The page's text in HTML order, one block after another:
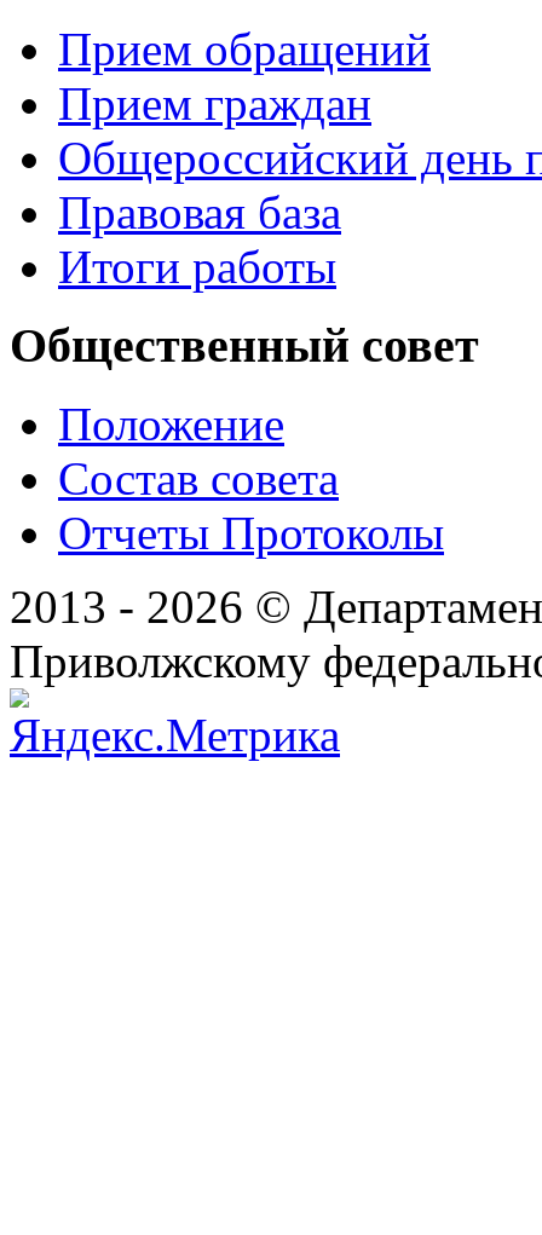
Прием обращений
Прием граждан
Общероссийский день
Правовая база
Итоги работы
Общественный совет
Положение
Состав совета
Отчеты Протоколы
2013 - 2026 ©
Приволжскому